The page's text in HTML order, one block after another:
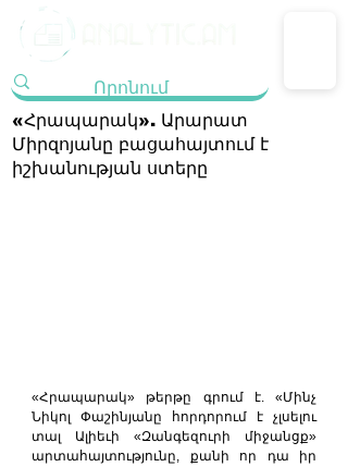
«Հրապարակ». Արարատ
Միրզոյանը բացահայտում է
իշխանության ստերը
«Հրապարակ» թերթը գրում է. «Մինչ
Նիկոլ Փաշինյանը հորդորում է չլսելու
տալ Ալիեւի «Զանգեզուրի միջանցք»
արտահայտությունը, քանի որ դա իր